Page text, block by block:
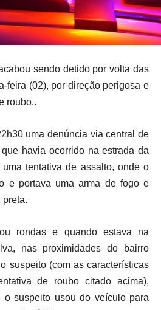
sendo detido por volta das
feira (02), por direção perigosa e
roubo..
uma denúncia via central de
havia ocorrido na estrada da
tentativa de assalto, onde o
e portava uma arma de fogo e
preta.
rondas e quando estava na
nas proximidades do bairro
suspeito (com as características
de roubo citado acima),
o suspeito usou do veículo para